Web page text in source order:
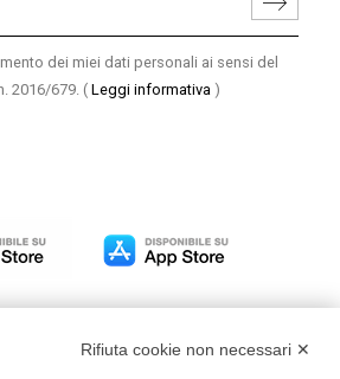
dei miei dati personali ai sensi del
2016/679. ( Leggi informativa )
Rifiuta cookie non necessari ✕